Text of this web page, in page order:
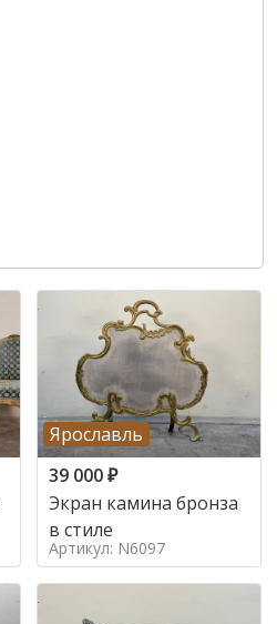
Ярославль
39 000₽
Экран камина бронза
в стиле
Артикул: N6097